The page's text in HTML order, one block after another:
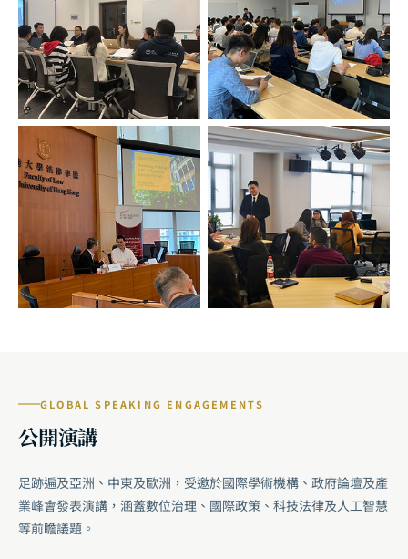
GLOBAL SPEAKING ENGAGEMENTS
公開演講
足跡遍及亞洲、中東及歐洲，受邀於國際學術機構、政府論壇及產
業峰會發表演講，涵蓋數位治理、國際政策、科技法律及人工智慧
等前瞻議題。